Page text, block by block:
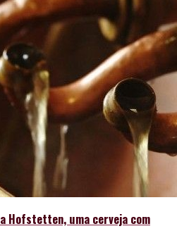
Hofstetten, uma cerveja com